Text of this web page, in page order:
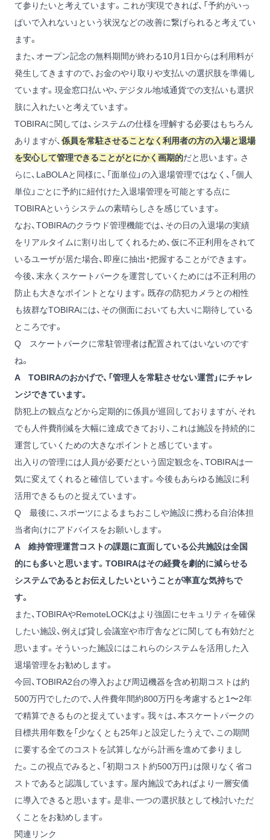
て参りたいと考えています。これが実現できれば、「予約がいっ
ぱいで入れない」という状況などの改善に繋げられると考えてい
ます。
また、オープン記念の無料期間が終わる10月1日からは利用料が
発生してきますので、お金のやり取りや支払いの選択肢を準備し
ています。現金窓口払いや、デジタル地域通貨での支払いも選択
肢に入れたいと考えています。
TOBIRAに関しては、システムの仕様を理解する必要はもちろん
ありますが、 係員を常駐させることなく利用者の方の入場と退場
を安心して管理できることがとにかく画期的だと思います。さ
らに、LaBOLAと同様に、「面単位」の入退場管理ではなく、「個人
単位」ごとに予約に紐付けた入退場管理を可能とする点に
TOBIRAというシステムの素晴らしさを感じています。
なお、TOBIRAのクラウド管理機能では、その日の入退場の実績
をリアルタイムに割り出してくれるため、仮に不正利用をされて
いるユーザが居た場合、即座に抽出・把握することができます。
今後、末永くスケートパークを運営していくためには不正利用の
防止も大きなポイントとなります。既存の防犯カメラとの相性
も抜群なTOBIRAには、その側面においても大いに期待している
ところです。
Q スケートパークに常駐管理者は配置されてはいないのです
ね。
A TOBIRAのおかげで、「管理人を常駐させない運営」にチャレ
ンジできています。
防犯上の観点などから定期的に係員が巡回しておりますが、それ
でも人件費削減を大幅に達成できており、これは施設を持続的に
運営していくための大きなポイントと感じています。
出入りの管理には人員が必要だという固定観念を、TOBIRAは一
気に変えてくれると確信しています。今後もあらゆる施設に利
活用できるものと捉えています。
Q 最後に、スポーツによるまちおこしや施設に携わる自治体担
当者向けにアドバイスをお願いします。
A 維持管理運営コストの課題に直面している公共施設は全国
的にも多いと思います。TOBIRAはその経費を劇的に減らせる
システムであるとお伝えしたいということが率直な気持ちで
す。
また、TOBIRAやRemoteLOCKはより強固にセキュリティを確保
したい施設、例えば貸し会議室や市庁舎などに関しても有効だと
思います。そういった施設にはこれらのシステムを活用した入
退場管理をお勧めします。
今回、TOBIRA2台の導入および周辺機器を含め初期コストは約
500万円でしたので、人件費年間約800万円を考慮すると1〜2年
で精算できるものと捉えています。我々は、本スケートパークの
目標共用年数を「少なくとも25年」と設定したうえで、この期間
に要する全てのコストを試算しながら計画を進めて参りまし
た。この視点でみると、「初期コスト約500万円」は限りなく省コ
ストであると認識しています。屋内施設であればより一層安価
に導入できると思います。是非、一つの選択肢として検討いただ
くことをお勧めします。
関連リンク